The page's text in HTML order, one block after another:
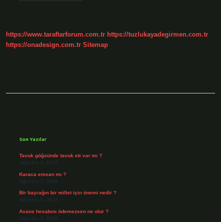
https://www.taraftarforum.com.tr https://tuzlukayadegirmen.com.tr
https://onadesign.com.tr Sitemap
Son Yazılar
Tavuk göğsünde tavuk eti var mı ?
Ağustos 8, 2026
Karaca emsan mı ?
Ağustos 7, 2026
Bir bayrağın bir millet için önemi nedir ?
Ağustos 6, 2026
Avans hesabını ödemezsen ne olur ?
Ağustos 4, 2026